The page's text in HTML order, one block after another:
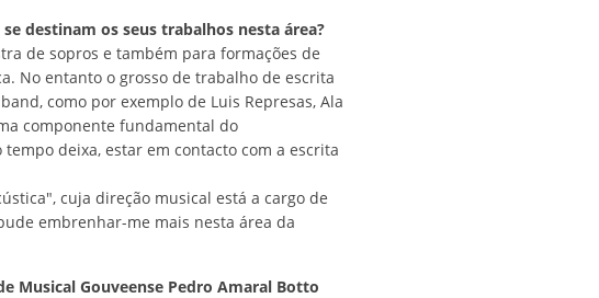
destinam os seus trabalhos nesta área?
de sopros e também para formações de
No entanto o grosso de trabalho de escrita
como por exemplo de Luis Represas, Ala
componente fundamental do
deixa, estar em contacto com a escrita
cuja direção musical está a cargo de
embrenhar-me mais nesta área da
Musical Gouveense Pedro Amaral Botto